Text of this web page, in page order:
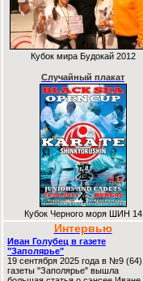
Кубок мира Будокай 2012
Случайный плакат
Кубок Черного моря ШИН 14
Интервью
Иван Голубец в газете
"Заполярье"
19 сентября 2025 года в №9 (64)
газеты "Заполярье" вышла